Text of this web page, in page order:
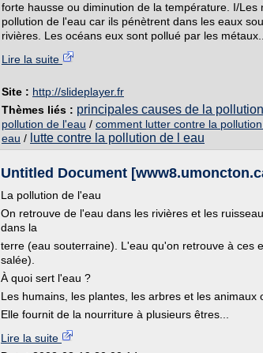
forte hausse ou diminution de la température. I/Les
pollution de l'eau car ils pénètrent dans les eaux
rivières. Les océans eux sont pollué par les métaux...
Lire la suite
Site : http://slideplayer.fr
Thèmes liés : principales causes de la
pollution de l'eau / comment lutter contre la
eau / lutte contre la pollution de l eau
Untitled Document
La pollution de l'eau
On retrouve de l'eau dans les rivières et les
dans la
terre (eau souterraine). L'eau qu'on retrouve à ces
salée).
À quoi sert l'eau ?
Les humains, les plantes, les arbres et les animaux
Elle fournit de la nourriture à plusieurs êtres...
Lire la suite